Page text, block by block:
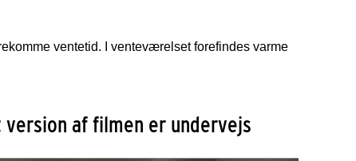
ventetid. I venteværelset forefindes varme
af filmen er undervejs